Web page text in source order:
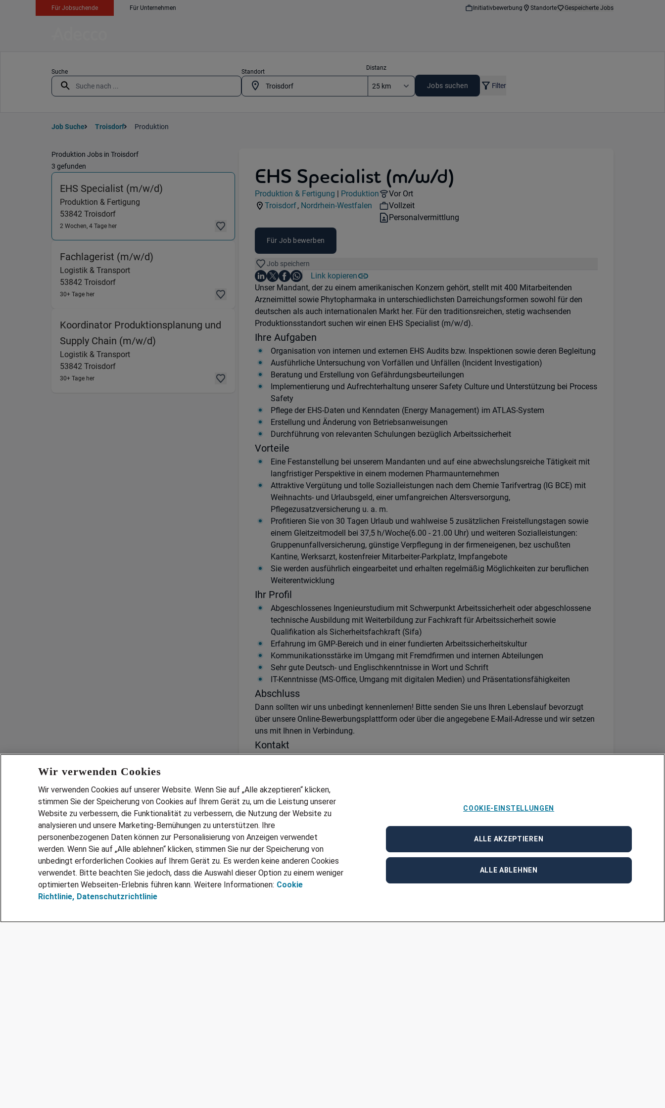
Für Jobsuchende Für Unternehmen Initiativbewerbung Standorte Gespeicherte Jobs
Suche Standort
Distanz
Jobs suchen Filter
Job Suche Troisdorf Produktion
Produktion Jobs in Troisdorf
3 gefunden
EHS Specialist (m/w/d) (Produktion & Fertigung) in 53842 Troisdorf
Produktion & Fertigung
53842 Troisdorf
2 Wochen, 4 Tage her
Fachlagerist (m/w/d) (Logistik & Transport) in 53842 Troisdorf
Logistik & Transport
53842 Troisdorf
30+ Tage her
Koordinator Produktionsplanung und
Supply Chain (m/w/d) (Logistik & Transport) in 53842 Troisdorf
Logistik & Transport
53842 Troisdorf
30+ Tage her
EHS Specialist (m/w/d)
Jobdetails
Kategorie:
Produktion & Fertigung |
Industry:
Produktion
Standorte:
Troisdorf,
Region:
Nordrhein-Westfalen
Remote Option:
Vor Ort
Workhours:
Vollzeit
Vertragsart:
Personalvermittlung
Für Job bewerben
Job speichern
Teile diesen Job
Auf LinkedIn teilen
Auf X teilen
Auf Facebook teilen
Auf WhatsApp teilen
Link kopieren
Einleitung
Unser Mandant, der zu einem amerikanischen Konzern gehört, stellt mit 400 Mitarbeitenden
Arzneimittel sowie Phytopharmaka in unterschiedlichsten Darreichungsformen sowohl für den
deutschen als auch internationalen Markt her. Für den traditionsreichen, stetig wachsenden
Produktionsstandort suchen wir einen EHS Specialist (m/w/d).
Ihre Aufgaben
Organisation von internen und externen EHS Audits bzw. Inspektionen sowie deren Begleitung
Ausführliche Untersuchung von Vorfällen und Unfällen (Incident Investigation)
Beratung und Erstellung von Gefährdungsbeurteilungen
Implementierung und Aufrechterhaltung unserer Safety Culture und Unterstützung bei Process
Safety
Pflege der EHS-Daten und Kenndaten (Energy Management) im ATLAS-System
Erstellung und Änderung von Betriebsanweisungen
Durchführung von relevanten Schulungen bezüglich Arbeitssicherheit
Vorteile
Eine Festanstellung bei unserem Mandanten und auf eine abwechslungsreiche Tätigkeit mit
langfristiger Perspektive in einem modernen Pharmaunternehmen
Attraktive Vergütung und tolle Sozialleistungen nach dem Chemie Tarifvertrag (IG BCE) mit
Weihnachts- und Urlaubsgeld, einer umfangreichen Altersversorgung,
Pflegezusatzversicherung u. a. m.
Profitieren Sie von 30 Tagen Urlaub und wahlweise 5 zusätzlichen Freistellungstagen sowie
einem Gleitzeitmodell bei 37,5 h/Woche(6.00 - 21.00 Uhr) und weiteren Sozialleistungen:
Gruppenunfallversicherung, günstige Verpflegung in der firmeneigenen, bez uschußten
Kantine, Werksarzt, kostenfreier Mitarbeiter-Parkplatz, Impfangebote
Sie werden ausführlich eingearbeitet und erhalten regelmäßig Möglichkeiten zur beruflichen
Weiterentwicklung
Ihr Profil
Abgeschlossenes Ingenieurstudium mit Schwerpunkt Arbeitssicherheit oder abgeschlossene
technische Ausbildung mit Weiterbildung zur Fachkraft für Arbeitssicherheit sowie
Qualifikation als Sicherheitsfachkraft (Sifa)
Erfahrung im GMP-Bereich und in einer fundierten Arbeitssicherheitskultur
Kommunikationsstärke im Umgang mit Fremdfirmen und internen Abteilungen
Sehr gute Deutsch- und Englischkenntnisse in Wort und Schrift
IT-Kenntnisse (MS-Office, Umgang mit digitalen Medien) und Präsentationsfähigkeiten
Abschluss
Dann sollten wir uns unbedingt kennenlernen! Bitte senden Sie uns Ihren Lebenslauf bevorzugt
über unsere Online-Bewerbungsplattform oder über die angegebene E-Mail-Adresse und wir setzen
uns mit Ihnen in Verbindung.
Kontakt
Für Job bewerben
Wir verwenden Cookies
Wir verwenden Cookies auf unserer Website. Wenn Sie auf „Alle akzeptieren“ klicken,
stimmen Sie der Speicherung von Cookies auf Ihrem Gerät zu, um die Leistung unserer
Website zu verbessern, die Funktionalität zu verbessern, die Nutzung der Website zu
analysieren und unsere Marketing-Bemühungen zu unterstützen. Ihre
personenbezogenen Daten können zur Personalisierung von Anzeigen verwendet
werden. Wenn Sie auf „Alle ablehnen“ klicken, stimmen Sie nur der Speicherung von
unbedingt erforderlichen Cookies auf Ihrem Gerät zu. Es werden keine anderen Cookies
verwendet. Bitte beachten Sie jedoch, dass die Auswahl dieser Option zu einem weniger
optimierten Webseiten-Erlebnis führen kann. Weitere Informationen: Cookie
Richtlinie, Datenschutzrichtlinie
COOKIE-EINSTELLUNGEN
ALLE ABLEHNEN
ALLE AKZEPTIEREN